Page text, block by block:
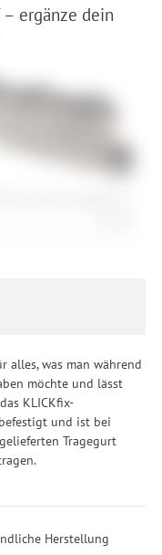
ergänze dein
alles, was man während
möchte und lässt
KLICKfix-
und ist bei
Tragegurt
Herstellung